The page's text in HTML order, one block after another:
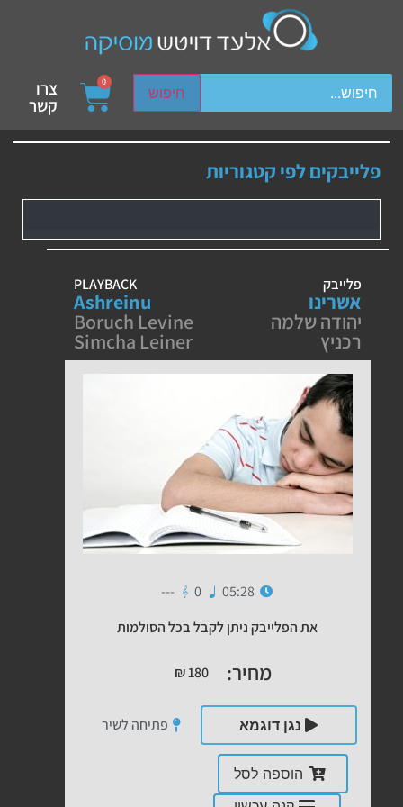
חיפוש
device users, explore by touch or with swipe gestures.
0 צרו
קשר
פלייבקים לפי קטגוריות
פלייבק
אשרינו
יהודה שלמה
רכניץ
PLAYBACK
Ashreinu
Boruch Levine
Simcha Leiner
05:28
0
---
את הפלייבק ניתן לקבל בכל הסולמות
מחיר: ₪180
נגן דוגמא פתיחה לשיר
הוספה לסל